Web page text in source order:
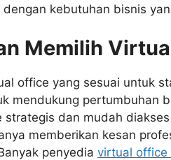
kebutuhan bisnis
Memilih
office yang sesuai untuk
mendukung pertumbuhan
strategis dan mudah
memberikan kesan
penyedia virtual office